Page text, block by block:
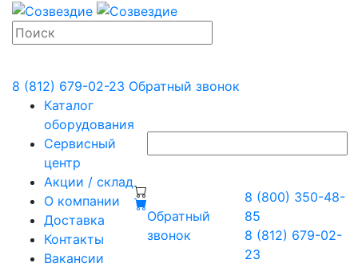
8 (812) 679-02-23 Обратный звонок
Каталог
оборудования
Сервисный
центр
Акции / склад
О компании
Доставка
Контакты
Вакансии
Обратный
звонок
8 (800) 350-48-
85
8 (812) 679-02-
23